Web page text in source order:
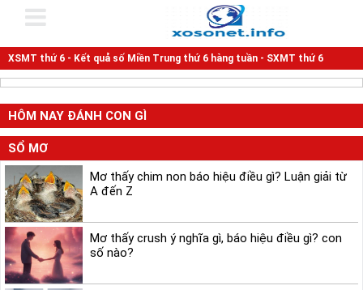
XSMT thứ 6 - Kết quả số Miền Trung thứ 6 hàng tuần - SXMT thứ 6
HÔM NAY ĐÁNH CON GÌ
SỔ MƠ
Mơ thấy chim non báo hiệu điều gì? Luận giải từ
A đến Z
Mơ thấy crush ý nghĩa gì, báo hiệu điều gì? con
số nào?